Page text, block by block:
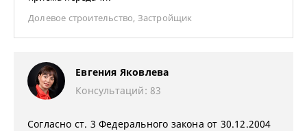
Долевое строительство, Застройщик
Евгения Яковлева
Консультаций: 83
Согласно ст. 3 Федерального закона от 30.12.2004